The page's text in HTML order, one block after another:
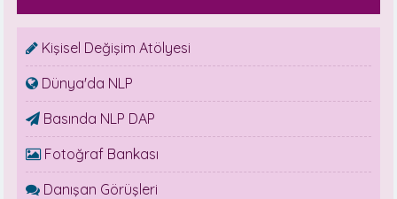
Kişisel Değişim Atölyesi
Dünya'da NLP
Basında NLP DAP
Fotoğraf Bankası
Danışan Görüşleri